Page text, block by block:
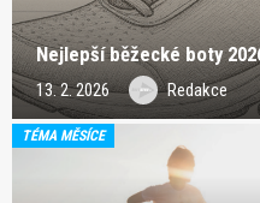
Nejlepší běžecké boty
13. 2. 2026 Redakce
TÉMA MĚSÍCE